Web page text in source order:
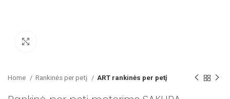
Home Rankinės per petį ART rankinės per petį